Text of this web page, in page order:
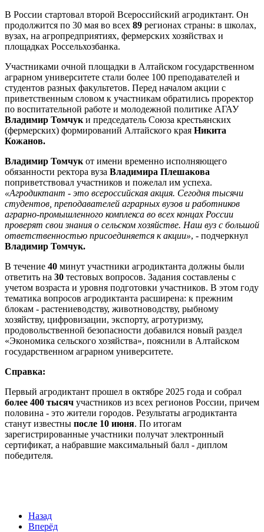
В России стартовал второй Всероссийский агродиктант. Он
продолжится по 30 мая во всех 89 регионах страны: в школах,
вузах, на агропредприятиях, фермерских хозяйствах и
площадках Россельхозбанка.
Участниками очной площадки в Алтайском государственном
аграрном университете стали более 100 преподавателей и
студентов разных факультетов. Перед началом акции с
приветственным словом к участникам обратились проректор
по воспитательной работе и молодежной политике АГАУ
Владимир Томчук и председатель Союза крестьянских
(фермерских) формирований Алтайского края Никита
Кожанов.
Владимир Томчук от имени временно исполняющего
обязанности ректора вуза Владимира Плешакова
поприветствовал участников и пожелал им успеха.
«Агродиктант - это всероссийская акция. Сегодня тысячи
студентов, преподавателей аграрных вузов и работников
аграрно-промышленного комплекса во всех концах России
проверят свои знания о сельском хозяйстве. Наш вуз с большой
ответственностью присоединяется к акции», - подчеркнул
Владимир Томчук.
В течение 40 минут участники агродиктанта должны были
ответить на 30 тестовых вопросов. Задания составлены с
учетом возраста и уровня подготовки участников. В этом году
тематика вопросов агродиктанта расширена: к прежним
блокам - растениеводству, животноводству, рыбному
хозяйству, цифровизации, экспорту, агротуризму,
продовольственной безопасности добавился новый раздел
«Экономика сельского хозяйства», пояснили в Алтайском
государственном аграрном университете.
Справка:
Первый агродиктант прошел в октябре 2025 года и собрал
более 400 тысяч участников из всех регионов России, причем
половина - это жители городов. Результаты агродиктанта
станут известны после 10 июня. По итогам
зарегистрированные участники получат электронный
сертификат, а набравшие максимальный балл - диплом
победителя.
Назад
Вперёд